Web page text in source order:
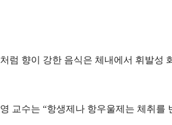
향이 강한 음식은 체내에서 휘발성
교수는 “항생제나 항우울제는 체취